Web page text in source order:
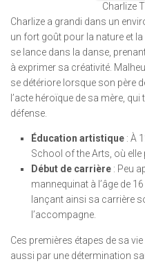
Charlize
Charlize a grandi dans un
un fort goût pour la nature et
se lance dans la danse,
à exprimer sa créativité.
se détériore lorsque son père
l’acte héroïque de sa mère,
défense.
Éducation artistique : À
School of the Arts, où elle
Début de carrière : Peu
mannequinat à l’âge de
lançant ainsi sa carrière
l’accompagne.
Ces premières étapes de sa
aussi par une détermination